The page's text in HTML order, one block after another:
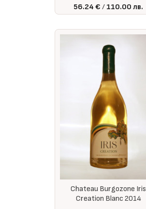
56.24 € 110.00 лв.
Chateau Burgozone Iris
Creation Blanc 2014